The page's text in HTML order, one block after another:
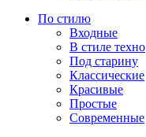
По стилю
Входные
В стиле техно
Под старину
Классические
Красивые
Простые
Современные